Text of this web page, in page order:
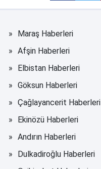
Maraş Haberleri
Afşin Haberleri
Elbistan Haberleri
Göksun Haberleri
Çağlayancerit Haberleri
Ekinözü Haberleri
Andırın Haberleri
Dulkadiroğlu Haberleri